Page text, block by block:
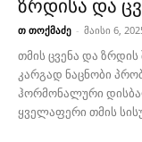
ზრდისა და
თ თოქმაძე - მაისი 6,
თმის ცვენა და ზრდის
კარგად ნაცნობი
ჰორმონალური
ყველაფერი თმის